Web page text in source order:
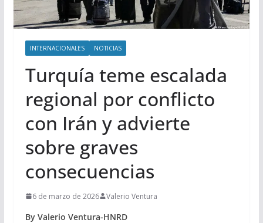
INTERNACIONALES NOTICIAS
Turquía teme escalada
regional por conflicto
con Irán y advierte
sobre graves
consecuencias
6 de marzo de 2026 Valerio Ventura
By Valerio Ventura-HNRD